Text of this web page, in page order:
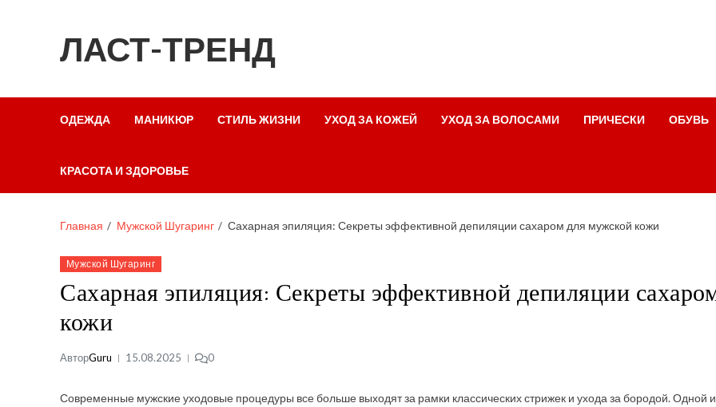
ЛАСТ-ТРЕНД
ОДЕЖДА МАНИКЮР СТИЛЬ ЖИЗНИ УХОД ЗА КОЖЕЙ УХОД ЗА ВОЛОСАМИ ПРИЧЕСКИ ОБУВЬ
КРАСОТА И ЗДОРОВЬЕ
Главная Мужской Шугаринг Сахарная эпиляция: Секреты эффективной депиляции сахаром для мужской кожи
Мужской Шугаринг
Сахарная эпиляция: Секреты эффективной депиляции
кожи
АвторGuru 15.08.2025 0
Современные мужские уходовые процедуры все больше выходят за рамки классических стрижек и ухода за бородой. Одной